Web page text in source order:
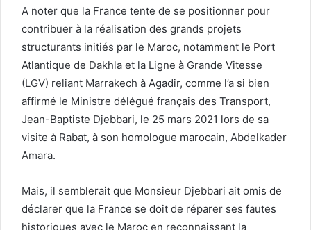
A noter que la France tente de se positionner pour
contribuer à la réalisation des grands projets
structurants initiés par le Maroc, notamment le Port
Atlantique de Dakhla et la Ligne à Grande Vitesse
(LGV) reliant Marrakech à Agadir, comme l’a si bien
affirmé le Ministre délégué français des Transport,
Jean-Baptiste Djebbari, le 25 mars 2021 lors de sa
visite à Rabat, à son homologue marocain, Abdelkader
Amara.
Mais, il semblerait que Monsieur Djebbari ait omis de
déclarer que la France se doit de réparer ses fautes
historiques avec le Maroc en reconnaissant la